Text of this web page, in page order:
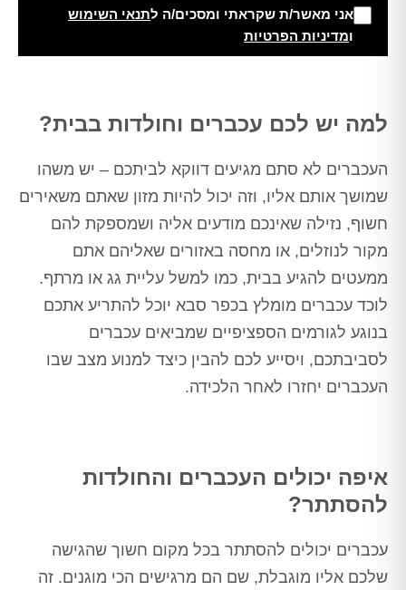
אני מאשר/ת שקראתי ומסכים/ה לתנאי השימוש
ומדיניות הפרטיות
למה יש לכם עכברים וחולדות בבית?
העכברים לא סתם מגיעים דווקא לביתכם – יש משהו
שמושך אותם אליו, וזה יכול להיות מזון שאתם משאירים
חשוף, נזילה שאינכם מודעים אליה ושמספקת להם
מקור לנוזלים, או מחסה באזורים שאליהם אתם
ממעטים להגיע בבית, כמו למשל עליית גג או מרתף.
לוכד עכברים מומלץ בכפר סבא יוכל להתריע אתכם
בנוגע לגורמים הספציפיים שמביאים עכברים
לסביבתכם, ויסייע לכם להבין כיצד למנוע מצב שבו
העכברים יחזרו לאחר הלכידה.
איפה יכולים העכברים והחולדות
להסתתר?
עכברים יכולים להסתתר בכל מקום חשוך שהגישה
שלכם אליו מוגבלת, שם הם מרגישים הכי מוגנים. זה